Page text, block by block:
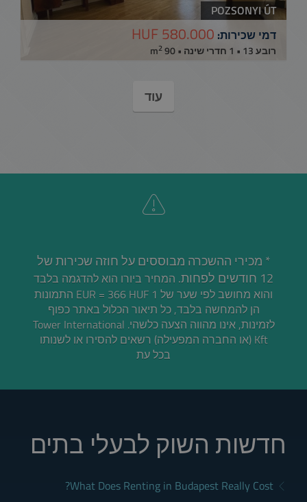
POZSONYI ÚT
דמי שכירות: 580.000 HUF
רובע 13 • 1 חדרי שינה • 90 m 2
עוד
* מכירי ההשכרה מבוססים על חוזה שכירות של
12 חודשים לפחות.
המחיר ביורו הוא להדגמה בלבד
והוא מחושב לפי שער של 1 EUR = 366 HUF התמונות
הן להמחשה בלבד, כל תיאור הכלול באתר כפוף
לזמינות, אינו מהווה הצעה כלשהי. Tower International
Kft (או החברה המפעילה) רשאים להסירו או לשנותו
בכל עת
חדשות השוק לבעלי בתים
What Does Renting in Budapest Really Cost?